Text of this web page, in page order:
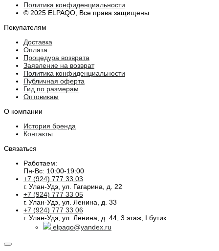
Политика конфиденциальности
© 2025 ELPAQO, Все права защищены
Покупателям
Доставка
Оплата
Процедура возврата
Заявление на возврат
Политика конфиденциальности
Публичная оферта
Гид по размерам
Оптовикам
О компании
История бренда
Контакты
Связаться
Работаем:
Пн-Вс: 10:00-19:00
+7 (924) 777 33 03
г. Улан-Удэ, ул. Гагарина, д. 22
+7 (924) 777 33 05
г. Улан-Удэ, ул. Ленина, д. 33
+7 (924) 777 33 06
г. Улан-Удэ, ул. Ленина, д. 44, 3 этаж, I бутик
elpaqo@yandex.ru